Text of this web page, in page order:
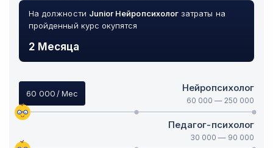
На должности Junior Нейропсихолог затраты на
пройденный курс окупятся
2 Месяца
60 000 / Мес Нейропсихолог
60 000 — 250 000
Педагог-психолог
30 000 — 90 000